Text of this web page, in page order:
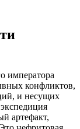
императора
конфликтов,
и несущих
артефакт,